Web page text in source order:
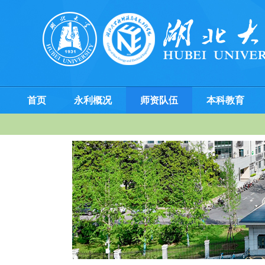
首页 永利概况 师资队伍 本科教育